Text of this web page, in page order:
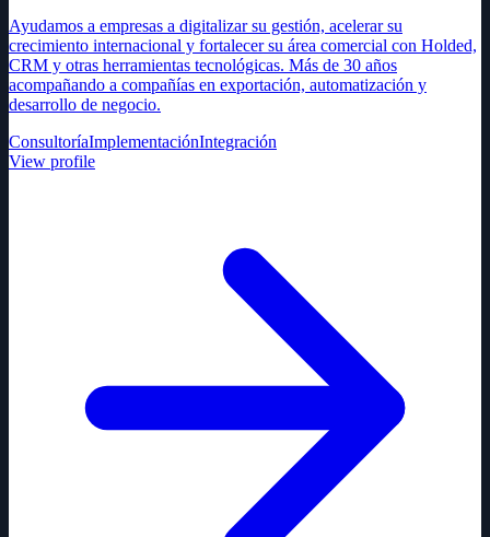
Ayudamos a empresas a digitalizar su gestión, acelerar su
crecimiento internacional y fortalecer su área comercial con Holded,
CRM y otras herramientas tecnológicas. Más de 30 años
acompañando a compañías en exportación, automatización y
desarrollo de negocio.
ConsultoríaImplementaciónIntegración
View profile